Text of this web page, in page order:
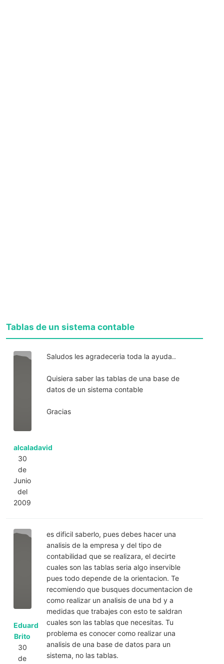
Tablas de un sistema contable
alcaladavid
30
de
Junio
del
2009
Saludos les agradeceria toda la ayuda..
Quisiera saber las tablas de una base de
datos de un sistema contable
Gracias
Eduard
Brito
30
de
es dificil saberlo, pues debes hacer una
analisis de la empresa y del tipo de
contabilidad que se realizara, el decirte
cuales son las tablas seria algo inservible
pues todo depende de la orientacion. Te
recomiendo que busques documentacion de
como realizar un analisis de una bd y a
medidas que trabajes con esto te saldran
cuales son las tablas que necesitas. Tu
problema es conocer como realizar una
analisis de una base de datos para un
sistema, no las tablas.